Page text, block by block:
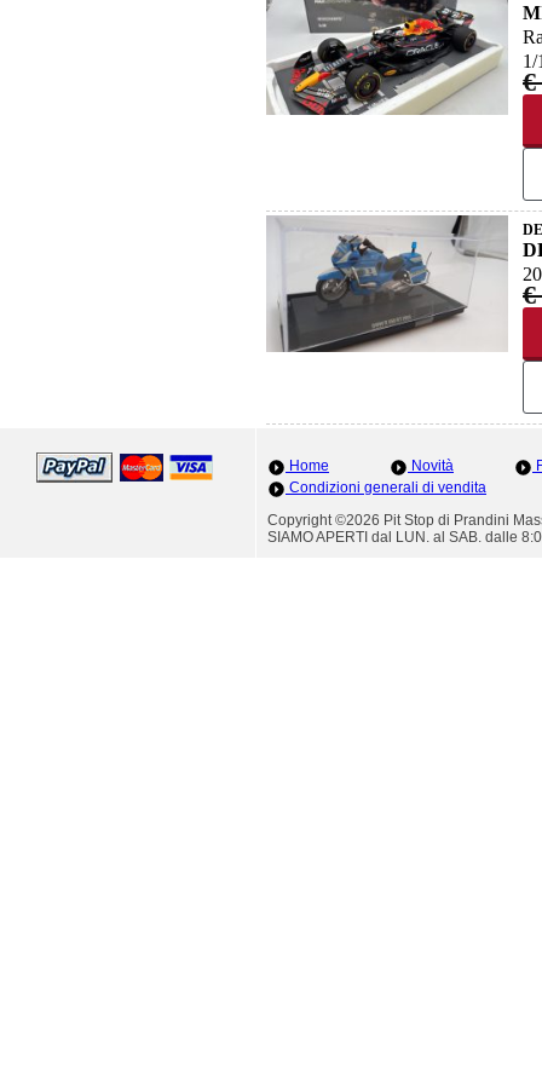
1/
€
€
Home Novità
Condizioni generali di vendita
Copyright ©2026 Pit Stop di Prandini
SIAMO APERTI dal LUN. al SAB. dalle